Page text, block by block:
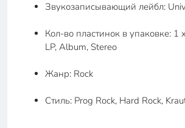
Звукозаписывающий лейбл:
Кол-во пластинок в упаковке: 1
LP, Album, Stereo
Жанр: Rock
Стиль: Prog Rock, Hard Rock,